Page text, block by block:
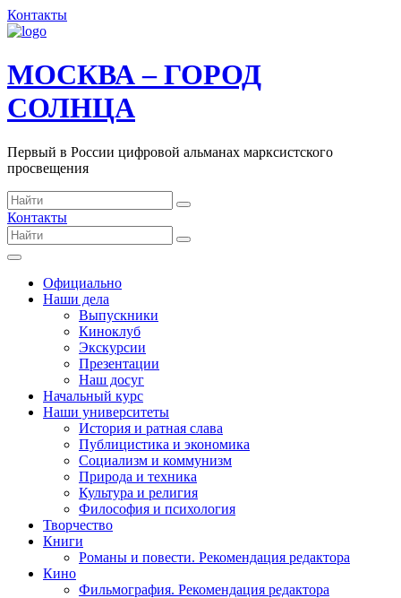
Контакты
МОСКВА – ГОРОД
СОЛНЦА
Первый в России цифровой альманах марксистского
просвещения
Контакты
Официально
Наши дела
Выпускники
Киноклуб
Экскурсии
Презентации
Наш досуг
Начальный курс
Наши университеты
История и ратная слава
Публицистика и экономика
Социализм и коммунизм
Природа и техника
Культура и религия
Философия и психология
Творчество
Книги
Романы и повести. Рекомендация редактора
Кино
Фильмография. Рекомендация редактора